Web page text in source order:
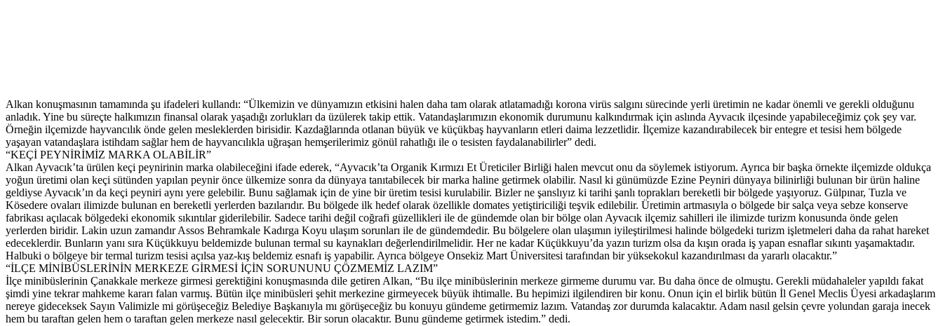
Alkan konuşmasının tamamında şu ifadeleri kullandı: “Ülkemizin ve dünyamızın etkisini halen daha tam olarak atlatamadığı korona virüs salgını sürecinde yerli üretimin ne kadar önemli ve gerekli olduğunu
anladık. Yine bu süreçte halkımızın finansal olarak yaşadığı zorlukları da üzülerek takip ettik. Vatandaşlarımızın ekonomik durumunu kalkındırmak için aslında Ayvacık ilçesinde yapabileceğimiz çok şey var.
Örneğin ilçemizde hayvancılık önde gelen mesleklerden birisidir. Kazdağlarında otlanan büyük ve küçükbaş hayvanların etleri daima lezzetlidir. İlçemize kazandırabilecek bir entegre et tesisi hem bölgede
yaşayan vatandaşlara istihdam sağlar hem de hayvancılıkla uğraşan hemşerilerimiz gönül rahatlığı ile o tesisten faydalanabilirler” dedi.
“KEÇİ PEYNİRİMİZ MARKA OLABİLİR”
Alkan Ayvacık’ta ürülen keçi peynirinin marka olabileceğini ifade ederek, “Ayvacık’ta Organik Kırmızı Et Üreticiler Birliği halen mevcut onu da söylemek istiyorum. Ayrıca bir başka örnekte ilçemizde oldukça
yoğun üretimi olan keçi sütünden yapılan peynir önce ülkemize sonra da dünyaya tanıtabilecek bir marka haline getirmek olabilir. Nasıl ki günümüzde Ezine Peyniri dünyaya bilinirliği bulunan bir ürün haline
geldiyse Ayvacık’ın da keçi peyniri aynı yere gelebilir. Bunu sağlamak için de yine bir üretim tesisi kurulabilir. Bizler ne şanslıyız ki tarihi şanlı toprakları bereketli bir bölgede yaşıyoruz. Gülpınar, Tuzla ve
Kösedere ovaları ilimizde bulunan en bereketli yerlerden bazılarıdır. Bu bölgede ilk hedef olarak özellikle domates yetiştiriciliği teşvik edilebilir. Üretimin artmasıyla o bölgede bir salça veya sebze konserve
fabrikası açılacak bölgedeki ekonomik sıkıntılar giderilebilir. Sadece tarihi değil coğrafi güzellikleri ile de gündemde olan bir bölge olan Ayvacık ilçemiz sahilleri ile ilimizde turizm konusunda önde gelen
yerlerden biridir. Lakin uzun zamandır Assos Behramkale Kadırga Koyu ulaşım sorunları ile de gündemdedir. Bu bölgelere olan ulaşımın iyileştirilmesi halinde bölgedeki turizm işletmeleri daha da rahat hareket
edeceklerdir. Bunların yanı sıra Küçükkuyu beldemizde bulunan termal su kaynakları değerlendirilmelidir. Her ne kadar Küçükkuyu’da yazın turizm olsa da kışın orada iş yapan esnaflar sıkıntı yaşamaktadır.
Halbuki o bölgeye bir termal turizm tesisi açılsa yaz-kış beldemiz esnafı iş yapabilir. Ayrıca bölgeye Onsekiz Mart Üniversitesi tarafından bir yüksekokul kazandırılması da yararlı olacaktır.”
“İLÇE MİNİBÜSLERİNİN MERKEZE GİRMESİ İÇİN SORUNUNU ÇÖZMEMİZ LAZIM”
İlçe minibüslerinin Çanakkale merkeze girmesi gerektiğini konuşmasında dile getiren Alkan, “Bu ilçe minibüslerinin merkeze girmeme durumu var. Bu daha önce de olmuştu. Gerekli müdahaleler yapıldı fakat
şimdi yine tekrar mahkeme kararı falan varmış. Bütün ilçe minibüsleri şehit merkezine girmeyecek büyük ihtimalle. Bu hepimizi ilgilendiren bir konu. Onun için el birlik bütün İl Genel Meclis Üyesi arkadaşlarım
nereye gideceksek Sayın Valimizle mi görüşeceğiz Belediye Başkanıyla mı görüşeceğiz bu konuyu gündeme getirmemiz lazım. Vatandaş zor durumda kalacaktır. Adam nasıl gelsin çevre yolundan garaja inecek
hem bu taraftan gelen hem o taraftan gelen merkeze nasıl gelecektir. Bir sorun olacaktır. Bunu gündeme getirmek istedim.” dedi.